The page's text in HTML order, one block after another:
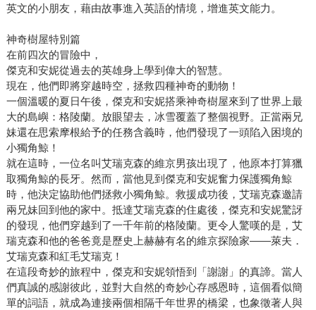
英文的小朋友，藉由故事進入英語的情境，增進英文能力。
神奇樹屋特別篇
在前四次的冒險中，
傑克和安妮從過去的英雄身上學到偉大的智慧。
現在，他們即將穿越時空，拯救四種神奇的動物！
一個溫暖的夏日午後，傑克和安妮搭乘神奇樹屋來到了世界上最
大的島嶼：格陵蘭。放眼望去，冰雪覆蓋了整個視野。正當兩兄
妹還在思索摩根給予的任務含義時，他們發現了一頭陷入困境的
小獨角鯨！
就在這時，一位名叫艾瑞克森的維京男孩出現了，他原本打算獵
取獨角鯨的長牙。然而，當他見到傑克和安妮奮力保護獨角鯨
時，他決定協助他們拯救小獨角鯨。救援成功後，艾瑞克森邀請
兩兄妹回到他的家中。抵達艾瑞克森的住處後，傑克和安妮驚訝
的發現，他們穿越到了一千年前的格陵蘭。更令人驚嘆的是，艾
瑞克森和他的爸爸竟是歷史上赫赫有名的維京探險家——萊夫．
艾瑞克森和紅毛艾瑞克！
在這段奇妙的旅程中，傑克和安妮領悟到「謝謝」的真諦。當人
們真誠的感謝彼此，並對大自然的奇妙心存感恩時，這個看似簡
單的詞語，就成為連接兩個相隔千年世界的橋梁，也象徵著人與